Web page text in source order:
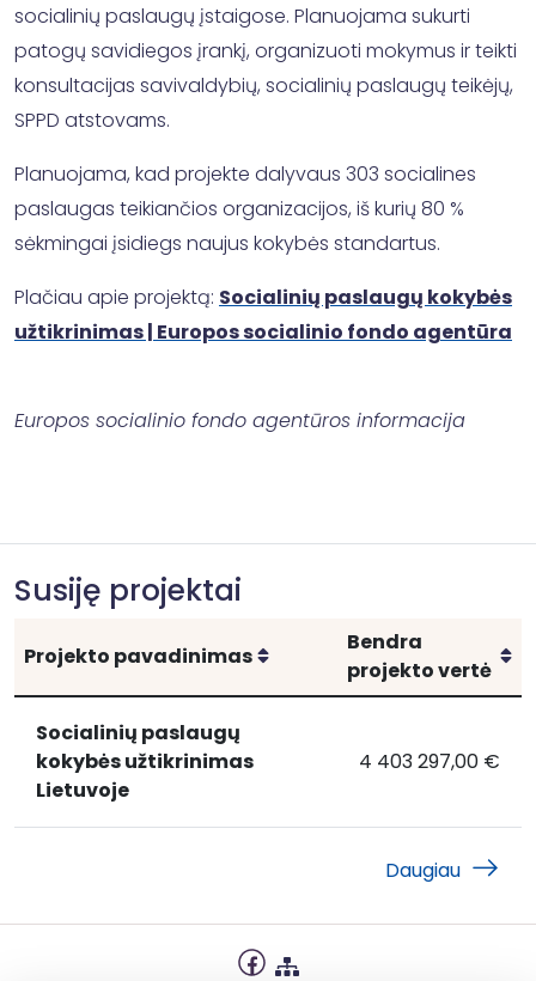
socialinių paslaugų įstaigose. Planuojama sukurti
patogų savidiegos įrankį, organizuoti mokymus ir teikti
konsultacijas savivaldybių, socialinių paslaugų teikėjų,
SPPD atstovams.
Planuojama, kad projekte dalyvaus 303 socialines
paslaugas teikiančios organizacijos, iš kurių 80 %
sėkmingai įsidiegs naujus kokybės standartus.
Plačiau apie projektą: Socialinių paslaugų kokybės
užtikrinimas | Europos socialinio fondo agentūra
Europos socialinio fondo agentūros informacija
Susiję projektai
Projekto pavadinimas Rikiuoti Bendra
projekto vertė
Socialinių
paslaugų
kokybės
Socialinių paslaugų
kokybės užtikrinimas
Lietuvoje
Socialinių
4 403 297,00 €
Daugiau